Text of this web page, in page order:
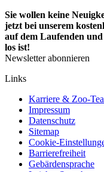
Sie wollen keine
jetzt bei unserem
auf dem Laufenden
los ist!
Newsletter abonnieren
Links
Karriere & Zoo-
Impressum
Datenschutz
Sitemap
Cookie-
Barrierefreiheit
Gebärdensprache